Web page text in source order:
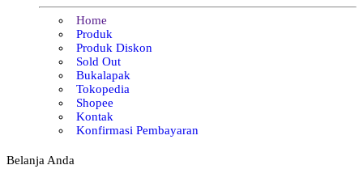
Home
Produk
Produk Diskon
Sold Out
Bukalapak
Tokopedia
Shopee
Kontak
Konfirmasi Pembayaran
Belanja Anda